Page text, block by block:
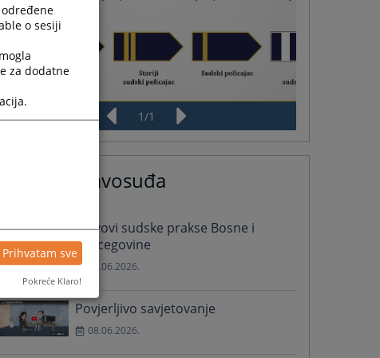
1/1
Vijesti iz pravosuđa
Stavovi sudske prakse Bosne i
Hercegovine
29.06.2026.
Povjerljivo savjetovanje
08.06.2026.
o sesiji
za dodatne
Prihvatam sve
Pokreće Klaro!